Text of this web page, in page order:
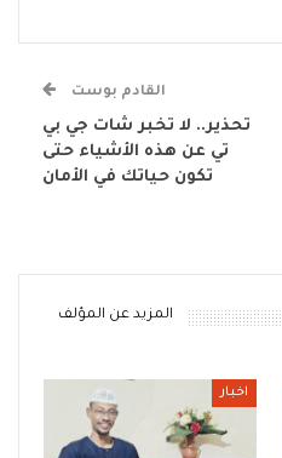
القادم بوست
تحذير.. لا تخبر شات جي بي
تي عن هذه الأشياء حتى
تكون حياتك في الأمان
المزيد عن المؤلف
اخبار